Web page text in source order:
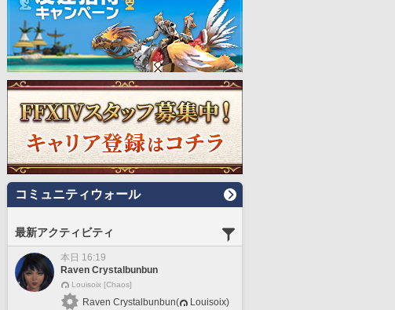
コミュニティウォール
最新アクティビティ
本日 16:19
Raven Crystalbunbun
Louisoix [Chaos]
Raven Crystalbunbun(
Louisoix)